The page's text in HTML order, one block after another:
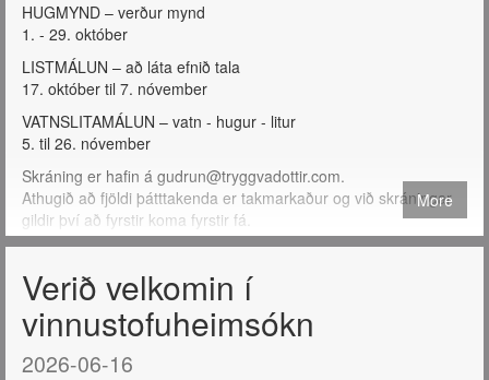
HUGMYND – verður mynd
1. - 29. október
LISTMÁLUN – að láta efnið tala
17. október til 7. nóvember
VATNSLITAMÁLUN – vatn - hugur - litur
5. til 26. nóvember
Skráning er hafin á gudrun@tryggvadottir.com.
Athugið að fjöldi þátttakenda er takmarkaður og við skráningar
gildir því að fyrstir koma fyrstir fá.
More
Verið velkomin í
vinnustofuheimsókn
2026-06-16